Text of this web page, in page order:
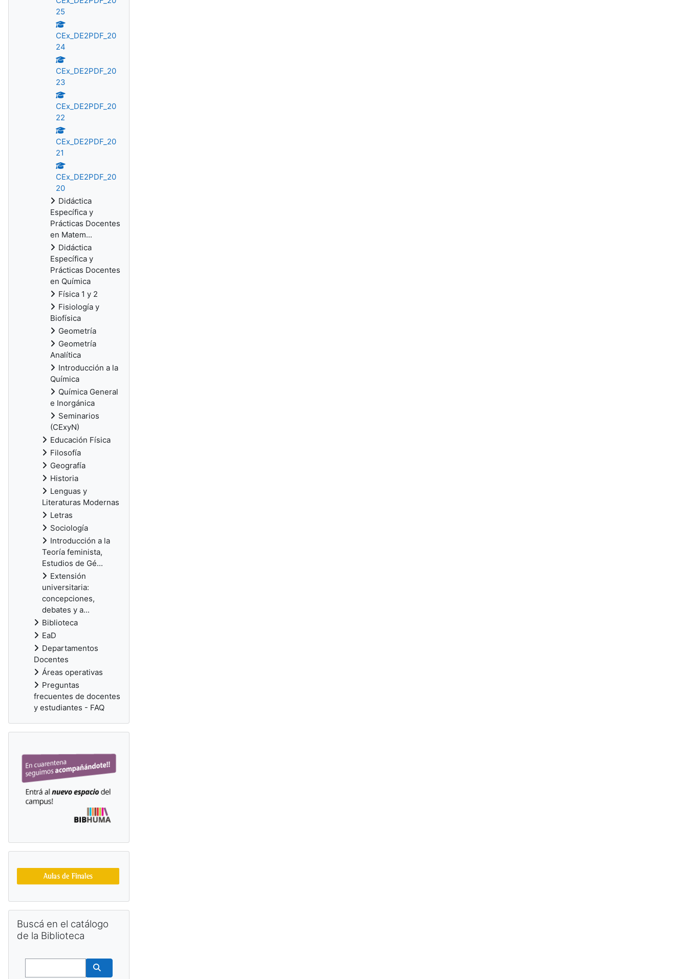
25
CEx_DE2PDF_20
24
CEx_DE2PDF_20
23
CEx_DE2PDF_20
22
CEx_DE2PDF_20
21
CEx_DE2PDF_20
20
Didáctica
Específica y
Prácticas Docentes
en Matem...
Didáctica
Específica y
Prácticas Docentes
en Química
Física 1 y 2
Fisiología y
Biofísica
Geometría
Geometría
Analítica
Introducción a la
Química
Química General
e Inorgánica
Seminarios
(CExyN)
Educación Física
Filosofía
Geografía
Historia
Lenguas y
Literaturas Modernas
Letras
Sociología
Introducción a la
Teoría feminista,
Estudios de Gé...
Extensión
universitaria:
concepciones,
debates y a...
Biblioteca
EaD
Departamentos
Docentes
Áreas operativas
Preguntas
frecuentes de docentes
y estudiantes - FAQ
Buscá en el catálogo
de la Biblioteca
Buscar